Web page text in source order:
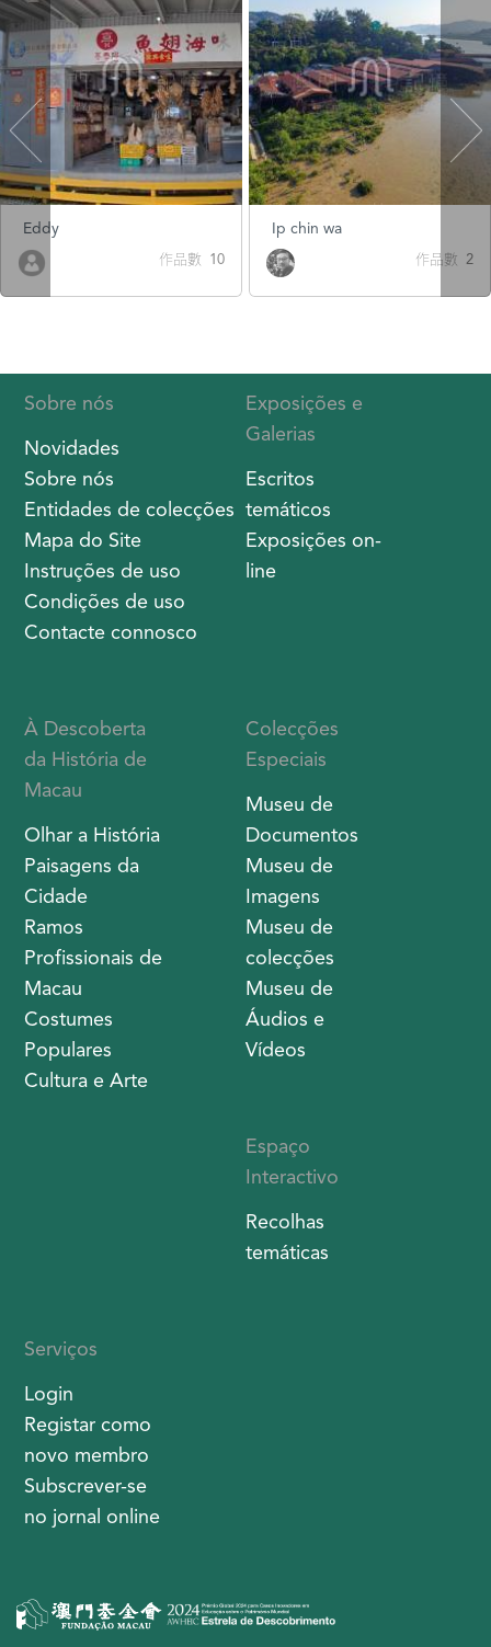
Eddy
作品數 10
Ip chin wa
作品數 2
Sobre nós
Novidades
Sobre nós
Entidades de colecções
Mapa do Site
Instruções de uso
Condições de uso
Contacte connosco
Exposições e
Galerias
Escritos
temáticos
Exposições on-
line
À Descoberta
da História de
Macau
Olhar a História
Paisagens da
Cidade
Ramos
Profissionais de
Macau
Costumes
Populares
Cultura e Arte
Colecções
Especiais
Museu de
Documentos
Museu de
Imagens
Museu de
colecções
Museu de
Áudios e
Vídeos
Espaço
Interactivo
Recolhas
temáticas
Serviços
Login
Registar como
novo membro
Subscrever-se
no jornal online